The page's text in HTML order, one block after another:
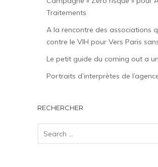
Traitements
A la rencontre des associations
contre le VIH pour Vers Paris
Le petit guide du coming out a
Portraits d’interprètes de
RECHERCHER